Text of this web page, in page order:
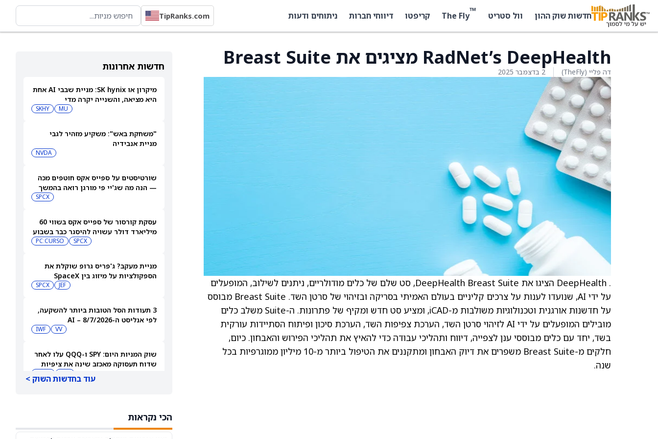
חדשות שוק ההון וול סטריט ™
The Fly קריפטו דיווחי חברות ניתוחים ודעות TipRanks.com
חדשות אחרונות
מיקרון או SK hynix: מניית שבבי AI אחת
היא מציאה, והשנייה יקרה מדי
MU
SKHY
"משחקת באש": משקיע מזהיר לגבי
מניית אנבידיה
NVDA
שורטיסטים על ספייס אקס חוטפים מכה
— הנה מה שג'יי פי מורגן רואה בהמשך
SPCX
עסקת קורסור של ספייס אקס בשווי 60
מיליארד דולר עשויה להיסגר כבר בשבוע
SPCX
PC:CURSO
מניית מעקב? ג'פריס גרופ שוקלת את
הספקולציות על מיזוג בין SpaceX
JEF
SPCX
3 תעודות הסל הטובות ביותר להשקעה,
לפי אנליסט ה-AI – 8/7/2026
VV
IWF
שוק המניות היום: SPY ו-QQQ עלו לאחר
שדוח תעסוקה מאכזב שינה את ציפיות
עוד בחדשות השוק >
הכי נקראות
RadNet’s DeepHealth מציגים את Breast Suite
דה פליי (TheFly) 2 בדצמבר 2025
. DeepHealth הציגו את DeepHealth Breast Suite, סט שלם של כלים מודולריים, ניתנים לשילוב, המופעלים
על ידי AI, שנועדו לענות על צרכים קליניים בעולם האמיתי בסריקה ובזיהוי של סרטן השד. Breast Suite מבוסס
על חדשנות אורגנית וטכנולוגיות משולבות מ-iCAD, ומציע סט חדש ומקיף של פתרונות. ה-Suite משלב כלים
מובילים המופעלים על ידי AI לזיהוי סרטן השד, הערכת צפיפות השד, הערכת סיכון ופיתוח הסתיידות עורקית
בשד, יחד עם כלים מבוססי ענן לצפייה, דיווח ותהליכי עבודה כדי להאיץ את תהליכי הפירוש והאבחון. כיום,
חלקים מ-Breast Suite משפרים את דיוק האבחון ומתקננים את הטיפול ביותר מ-10 מיליון ממוגרפיות בכל
שנה.